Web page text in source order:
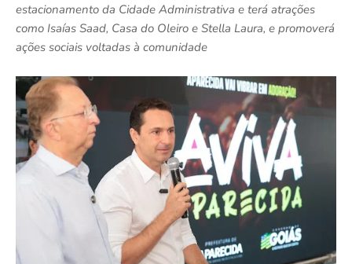
estacionamento da Cidade Administrativa e terá atrações
como Isaías Saad, Casa do Oleiro e Stella Laura, e promoverá
ações sociais voltadas à comunidade